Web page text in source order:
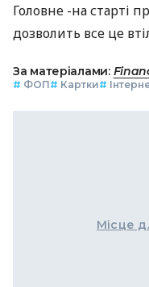
Головне -на старті
дозволить все це
За матеріалами:
# ФОП# Картки#
Місце